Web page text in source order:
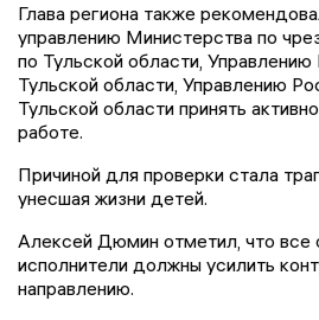
Глава региона также
управлению Министерства по
по Тульской области,
Тульской области, Управлению
Тульской области принять
работе.
Причиной для проверки стала
унесшая жизни детей.
Алексей Дюмин отметил, что все
исполнители должны усилить
направлению.